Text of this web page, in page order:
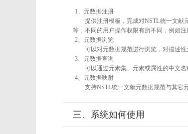
1、元数据注册
提供注册模板，完成对NSTL统一文献
等，不同的用户操作权限有所不同，例如
2、元数据浏览
可以对元数据规范进行浏览，对描述性
3、元数据查询
可以通过元素集、元素或属性的中文
4、元数据映射
支持NSTL统一文献元数据规范与其它
三、系统如何使用